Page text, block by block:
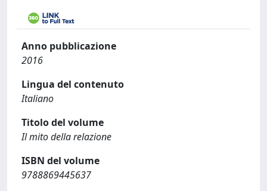
Anno pubblicazione
2016
Lingua del contenuto
Italiano
Titolo del volume
Il mito della relazione
ISBN del volume
9788869445637